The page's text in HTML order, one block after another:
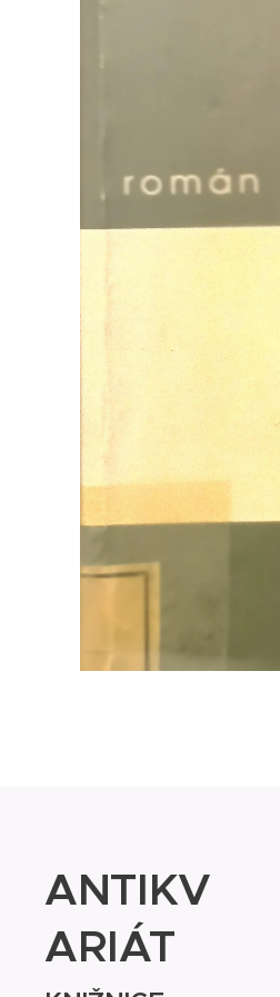
ANTIKV
ARIÁT